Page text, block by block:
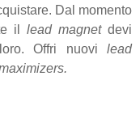
Dal momento
il lead magnetdevi
Offri nuovi lead